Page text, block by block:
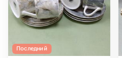
Последний